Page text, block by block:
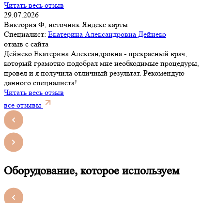
Читать весь отзыв
29.07.2026
Виктория Ф, источник Яндекс карты
Специалист: Екатерина Александровна Дейнеко
отзыв с сайта
Дейнеко Екатерина Александровна - прекрасный врач,
который грамотно подобрал мне необходимые процедуры,
провел и я получила отличный результат. Рекомендую
данного специалиста!
Читать весь отзыв
все отзывы
Оборудование, которое используем